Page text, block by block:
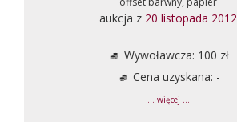
aukcja z 20 listopada 2012
Wywoławcza: 100 zł
Cena uzyskana: -
... więcej ...